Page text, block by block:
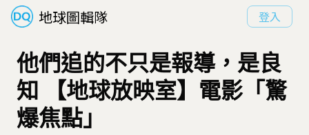
地球圖輯隊 登入
他們追的不只是報導，是良
知 【地球放映室】電影「驚
爆焦點」